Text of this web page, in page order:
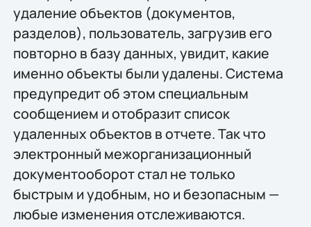
удаление объектов (документов,
разделов), пользователь, загрузив его
повторно в базу данных, увидит, какие
именно объекты были удалены. Система
предупредит об этом специальным
сообщением и отобразит список
удаленных объектов в отчете. Так что
электронный межорганизационный
документооборот стал не только
быстрым и удобным, но и безопасным —
любые изменения отслеживаются.